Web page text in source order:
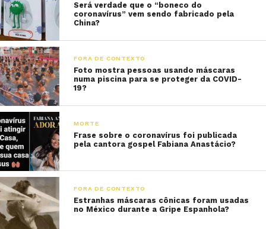
Será verdade que o “boneco do
coronavírus” vem sendo fabricado pela
China?
FORA DE CONTEXTO
Foto mostra pessoas usando máscaras
numa piscina para se proteger da COVID-
19?
MORTE
Frase sobre o coronavírus foi publicada
pela cantora gospel Fabiana Anastácio?
FORA DE CONTEXTO
Estranhas máscaras cônicas foram usadas
no México durante a Gripe Espanhola?